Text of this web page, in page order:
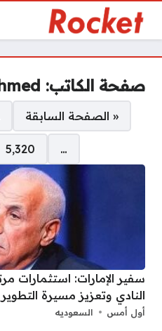
صفحة الكاتب: Mohammed Ahmed
صفحات:
« الصفحة السابقة
… 5٬320
سفير الإمارات: استثمارات
النادي وتعزيز مسيرة التطوير
أول أمس السعوديه